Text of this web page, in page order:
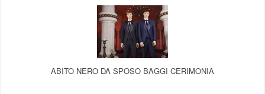
ABITO NERO DA SPOSO BAGGI CERIMONIA